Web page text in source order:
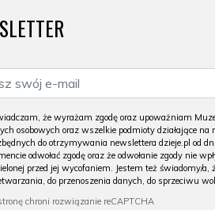
że wyrażam zgodę oraz upoważniam
osobowych oraz wszelkie podmioty działające
do otrzymywania newslettera dzieje.pl od
odwołać zgodę oraz że odwołanie zgody nie
przed jej wycofaniem. Jestem też świadomy/
do przenoszenia danych, do sprzeciwu